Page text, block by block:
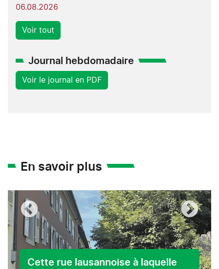
06.08.2026
Voir tout
Journal hebdomadaire
Voir le journal en PDF
En savoir plus
Cette rue lausannoise à laquelle